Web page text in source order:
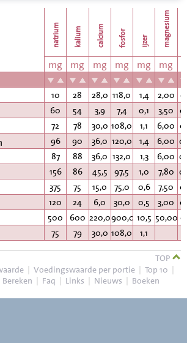
natrium kalium calcium fosfor ijzer magnesium
mg mg mg mg mg mg
10 28 28,0 118,0 1,4 2,00
60 54 3,9 7,4 0,1 3,50
72 78 30,0 108,0 1,1 6,00
96 90 36,0 120,0 1,4 6,00
87 88 36,0 132,0 1,3 6,00
156 86 45,5 97,5 1,0 7,80
375 75 15,0 75,0 0,6 7,50
120 24 6,0 30,0 0,5 3,00
500 600 220,0900,0 10,5 50,00
75 79 30,0 108,0 1,1
TOP
| Voedingswaarde per portie | Top 10 |
Bereken | Faq | Links | Nieuws | Boeken